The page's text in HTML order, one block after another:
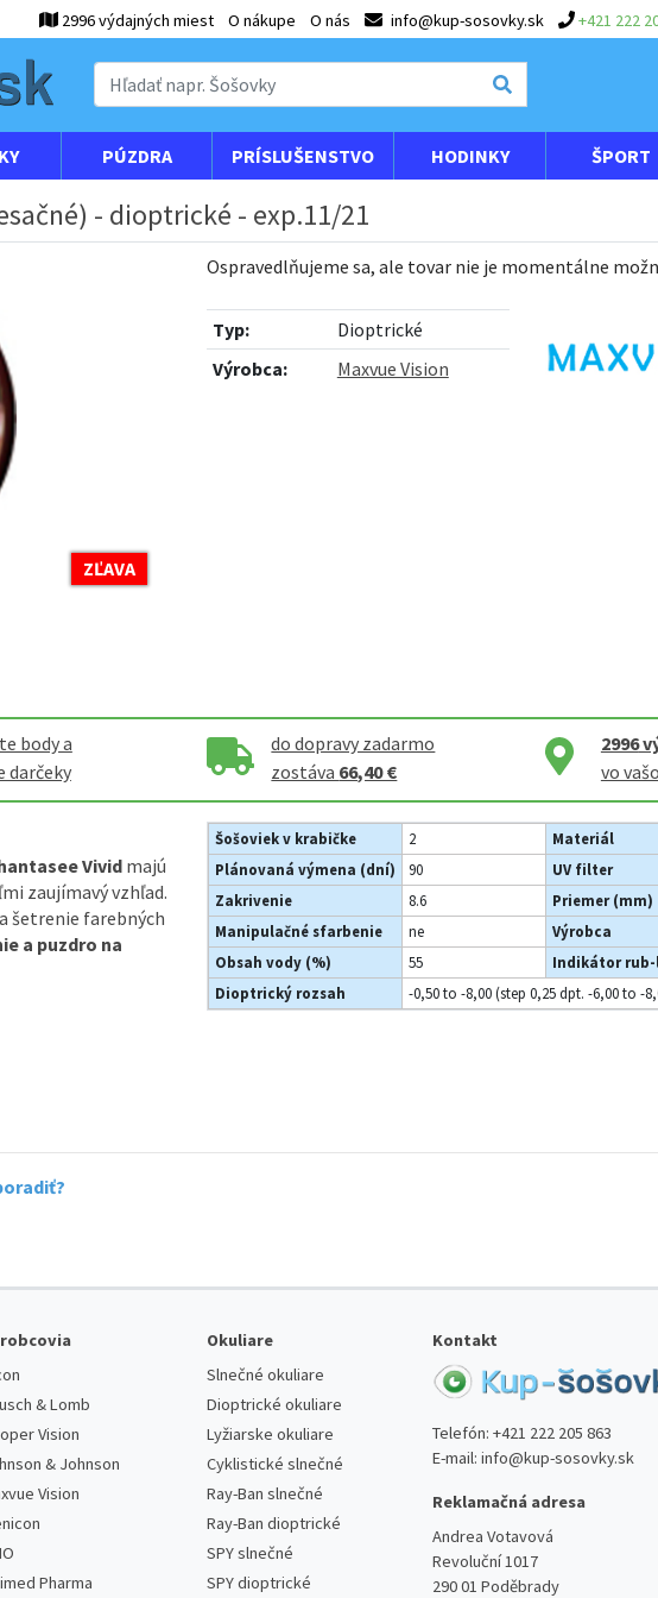
2996 výdajných miest O nákupe O nás info@kup-sosovky.sk +421 222
PÚZDRA PRÍSLUŠENSTVO HODINKY ŠPORT
- dioptrické - exp.11/21
ZĽAVA
Ospravedlňujeme sa, ale tovar nie je momentálne
Typ:
Dioptrické
Výrobca:
Maxvue Vision
body a
darčeky
do dopravy zadarmo
zostáva 66,40 €
2996
vo
Vivid majú
zaujímavý vzhľad.
šetrenie farebných
a puzdro na
Šošoviek v krabičke 2 Materiál
Plánovaná výmena (dní)
90 UV filter
Zakrivenie
8.6 Priemer (mm)
Manipulačné sfarbenie
ne Výrobca
Obsah vody (%)
55 Indikátor
Dioptrický rozsah
-0,50 to -8,00 (step 0,25 dpt. -6,00 to -
& Lomb
Vision
& Johnson
Vision
Pharma
Okuliare
Slnečné okuliare
Dioptrické okuliare
Lyžiarske okuliare
Cyklistické slnečné
Ray-Ban slnečné
Ray-Ban dioptrické
SPY slnečné
SPY dioptrické
Kontakt
Telefón: +421 222 205 863
E-mail: info@kup-sosovky.sk
Reklamačná adresa
Andrea Votavová
Revoluční 1017
290 01 Poděbrady